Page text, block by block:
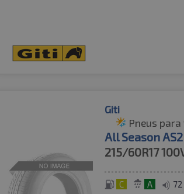
Giti
Pneus
All Season
215/60R17
C A